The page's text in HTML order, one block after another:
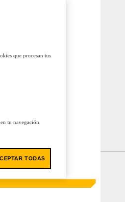
que procesan tus
tu navegación.
TODAS